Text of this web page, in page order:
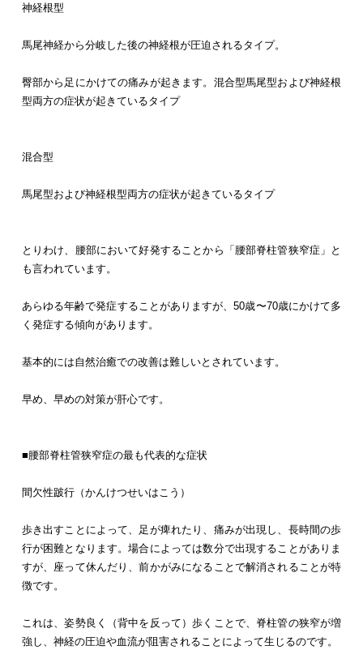
神経根型
馬尾神経から分岐した後の神経根が圧迫されるタイプ。
臀部から足にかけての痛みが起きます。混合型馬尾型および神経根
型両方の症状が起きているタイプ
混合型
馬尾型および神経根型両方の症状が起きているタイプ
とりわけ、腰部において好発することから「腰部脊柱管狭窄症」と
も言われています。
あらゆる年齢で発症することがありますが、50歳〜70歳にかけて多
く発症する傾向があります。
基本的には自然治癒での改善は難しいとされています。
早め、早めの対策が肝心です。
■腰部脊柱管狭窄症の最も代表的な症状
間欠性跛行（かんけつせいはこう）
歩き出すことによって、足が痺れたり、痛みが出現し、長時間の歩
行が困難となります。場合によっては数分で出現することがありま
すが、座って休んだり、前かがみになることで解消されることが特
徴です。
これは、姿勢良く（背中を反って）歩くことで、脊柱管の狭窄が増
強し、神経の圧迫や血流が阻害されることによって生じるのです。